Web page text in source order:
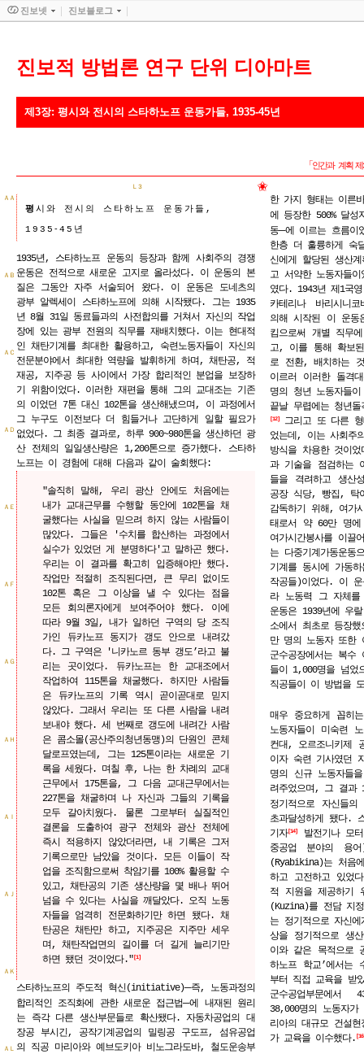
진보적 방법론 연구 단위 디아마트
제3장: 평시와 전시의 스타하노프 운동가들, 1935-45년
「 인간과 계획 제
Ｌ3 ✬
ＡＡ
ＡＢ
ＡＣ
ＡＤ
ＡＥ
ＡＦ
ＡＧ
ＡＨ
ＡＩ
ＡＪ
ＡＫ
ＡＬ
평 시와 전시의 스타하노프 운동가들,
1935 -45 년
1935년, 스타하노프 운동의 등장과 함께 사회주의 경쟁
운동은 전적으로 새로운 고지로 올라섰다. 이 운동의 본
질은 그동안 자주 서술되어 왔다. 이 운동은 도네츠의
광부 알렉세이 스타하노프에 의해 시작됐다. 그는 1935
년 8월 31일 동료들과의 사전합의를 거쳐서 자신의 작업
장에 있는 광부 전원의 직무를 재배치했다. 이는 현대적
인 채탄기계를 최대한 활용하고, 숙련노동자들이 자신의
전문분야에서 최대한 역량을 발휘하게 하며, 채탄공, 적
재공, 지주공 등 사이에서 가장 합리적인 분업을 보장하
기 위함이었다. 이러한 재편을 통해 그의 교대조는 기존
의 이었던 7톤 대신 102톤을 생산해냈으며, 이 과정에서
그 누구도 이전보다 더 힘들거나 고단하게 일할 필요가
없었다. 그 최종 결과로, 하루 900~980톤을 생산하던 광
산 전체의 일일생산량은 1,200톤으로 증가했다. 스타하
노프는 이 경험에 대해 다음과 같이 술회했다:
"솔직히 말해, 우리 광산 안에도 처음에는
내가 교대근무를 수행할 동안에 102톤을 채
굴했다는 사실을 믿으려 하지 않는 사람들이
많았다. 그들은 '수치를 합산하는 과정에서
실수가 있었던 게 분명하다'고 말하곤 했다.
우리는 이 결과를 확고히 입증해야만 했다.
작업만 적절히 조직된다면, 큰 무리 없이도
102톤 혹은 그 이상을 낼 수 있다는 점을
모든 회의론자에게 보여주어야 했다. 이에
따라 9월 3일, 내가 일하던 구역의 당 조직
가인 듀카노프 동지가 갱도 안으로 내려갔
다. 그 구역은 '니카노르 동부 갱도’라고 불
리는 곳이었다. 듀카노프는 한 교대조에서
작업하여 115톤을 채굴했다. 하지만 사람들
은 듀카노프의 기록 역시 곧이곧대로 믿지
않았다. 그래서 우리는 또 다른 사람을 내려
보내야 했다. 세 번째로 갱도에 내려간 사람
은 콤소몰(공산주의청년동맹)의 단원인 콘체
달로프였는데, 그는 125톤이라는 새로운 기
록을 세웠다. 며칠 후, 나는 한 차례의 교대
근무에서 175톤을, 그 다음 교대근무에서는
227톤을 채굴하며 나 자신과 그들의 기록을
모두 갈아치웠다. 물론 그로부터 실질적인
결론을 도출하여 광구 전체와 광산 전체에
즉시 적용하지 않았더라면, 내 기록은 그저
기록으로만 남았을 것이다. 모든 이들이 작
업을 조직함으로써 착암기를 100% 활용할 수
있고, 채탄공의 기존 생산량을 몇 배나 뛰어
넘을 수 있다는 사실을 깨달았다. 오직 노동
자들을 엄격히 전문화하기만 하면 됐다. 채
탄공은 채탄만 하고, 지주공은 지주만 세우
며, 채탄작업면의 길이를 더 길게 늘리기만
하면 됐던 것이었다." 1
스타하노프의 주도적 혁신(initiative)─즉, 노동과정의
합리적인 조직화에 관한 새로운 접근법─에 내재된 원리
는 즉각 다른 생산부문들로 확산됐다. 자동차공업의 대
장공 부시긴, 공작기계공업의 밀링공 구도프, 섬유공업
의 직공 마리아와 예브도키아 비노그라도바, 철도운송부
한 가지 형태는 이른
에 등장한 500% 달성
동─에 이르는 흐름이
한층 더 훌륭하게 숙
신에게 할당된 생산
고 서약한 노동자들
였다. 1943년 제1국
카테리나 바리시니
의해 시작된 이 운동
킴으로써 개별 직무
고, 이를 통해 확보
로 전환, 배치하는
이르러 이러한 돌격
명의 청년 노동자들
끝날 무렵에는 청년
12
그리고 또 다른
었는데, 이는 사회주
방식을 차용한 것이
과 기술을 점검하는
들을 격려하고 생산
공장 식당, 빵집, 탁
감독하기 위해, 여가
태로서 약 60만 명에
여가시간봉사를 이
는 다중기계가동운
기계를 동시에 가동
작공들)이었다. 이 운
라 노동력 그 자체
운동은 1939년에 우
소에서 최초로 등장
만 명의 노동자 또한
군수공장에서는 복수
들이 1,000명을 넘었
직공들이 이 방법을
매우 중요하게 꼽히
노동자들이 미숙련
컨대, 오르조니키제
이자 숙련 기사였던
명의 신규 노동자들
려주었으며, 그 결과
정기적으로 자신들의
초과달성하게 됐다.
기자 14
발전기나 모
중공업 분야의 용
(Ryabikina)는 처음
하고 고전하고 있었
적 지원을 제공하기
(Kuzina)를 전담 지
는 정기적으로 자신
상을 정기적으로 생
이와 같은 목적으로
하노프 학교’에서는
부터 직접 교육을 받
군수공업부문에서
38,000명의 노동자
리아의 대규모 건설
가 교육을 이수했다. 16
진보넷 진보블로그